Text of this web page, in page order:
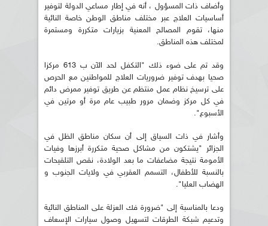
وأضاف ذات المسؤول ، أنه في إطار مساعي الدولة لتوفير
أساسيات العلاج عبر مختلف مناطق الوطن خاصة النائية
منها، تقوم المصالح المعنية بزيارات متكررة ومستمرة
لمختلف هذه المناطق.
وقد تم على ضوء ذلك "التكفل لحد الآن ب 613 مركزا
صحيا بهدف توفير ضروريات العلاج للمواطنين مع الحرص
على ترسيخ نظام عمل منتظم عن طريق توفير ممرض دائم
في كل مركز وضمان مرور طبيب عام مرة أو مرتين في
الأسبوع".
وأشار في ذات السياق إلى أن سكان مناطق الظل في
الجزائر "يشتكون من مشاكل صحية متكررة أبرزها وفيات
الأمومة نتيجة مضاعفات ما بعد الولادة، نقص التلقيحات
بالنسبة للأطفال، التسمم العقربي في ولايات الجنوب و
الهضاب العليا".
ودعا بالمناسبة إلى "ضرورة فك العزلة على المناطق النائية
وتدعيم شبكة الطرقات لتسهيل وصول سيارات الإسعاف